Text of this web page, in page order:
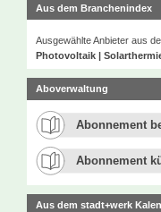
Aus dem Branchenindex
Ausgewählte Anbieter aus
Photovoltaik |
Aboverwaltung
Abonnement
Abonnement
Aus dem stadt+werk